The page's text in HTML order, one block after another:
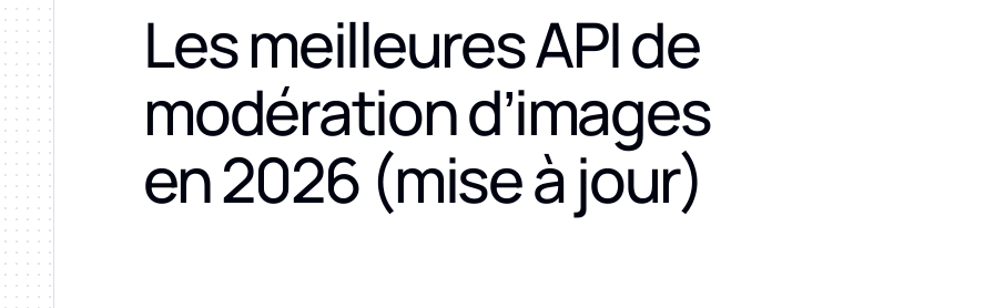
Les meilleures API de
modération d’images
en 2026 (mise à jour)